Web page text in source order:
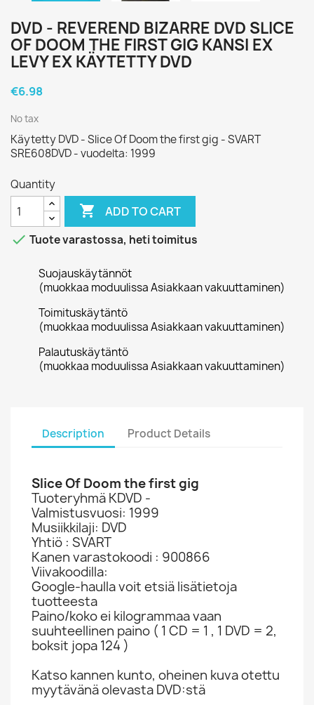
DVD - REVEREND BIZARRE DVD SLICE
OF DOOM THE FIRST GIG KANSI EX
LEVY EX KÄYTETTY DVD
€6.98
No tax
Käytetty DVD - Slice Of Doom the first gig - SVART
SRE608DVD - vuodelta: 1999
Quantity
 ADD TO CART
 Tuote varastossa, heti toimitus
Suojauskäytännöt
(muokkaa moduulissa Asiakkaan vakuuttaminen)
Toimituskäytäntö
(muokkaa moduulissa Asiakkaan vakuuttaminen)
Palautuskäytäntö
(muokkaa moduulissa Asiakkaan vakuuttaminen)
Description Product Details
Slice Of Doom the first gig
Tuoteryhmä KDVD -
Valmistusvuosi: 1999
Musiikkilaji: DVD
Yhtiö : SVART
Kanen varastokoodi : 900866
Viivakoodilla:
Google-haulla voit etsiä lisätietoja
tuotteesta
Paino/koko ei kilogrammaa vaan
suuhteellinen paino ( 1 CD = 1 , 1 DVD = 2,
boksit jopa 124 )
Katso kannen kunto, oheinen kuva otettu
myytävänä olevasta DVD:stä